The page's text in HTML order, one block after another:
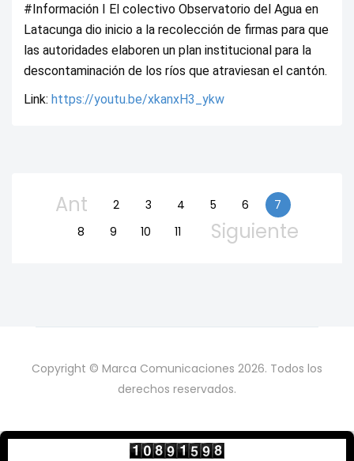
#Información I El colectivo Observatorio del Agua en
Latacunga dio inicio a la recolección de firmas para que
las autoridades elaboren un plan institucional para la
descontaminación de los ríos que atraviesan el cantón.
Link: https://youtu.be/xkanxH3_ykw
Ant 2 3 4 5 6
7
8
9 10 11 Siguiente
Copyright © Marca Comunicaciones 2026. Todos los
derechos reservados.